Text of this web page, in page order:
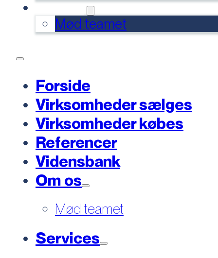
Mød teamet
Forside
Virksomheder sælges
Virksomheder købes
Referencer
Vidensbank
Om os
Mød teamet
Services